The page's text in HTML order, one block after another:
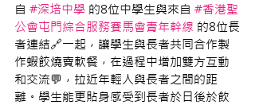
自 #深培中學 的8位中學生與來自 #香港聖
公會屯門綜合服務賽馬會青年幹線 的8位長
者連結🔗一起，讓學生與長者共同合作製
作蝦餃燒賣軟餐，在過程中增加雙方互動
和交流💬，拉近年輕人與長者之間的距
離。學生能更貼身感受到長者於日後於飲